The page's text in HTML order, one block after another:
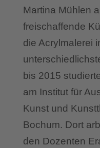
Martina Mühlen
freischaffende
die Acrylmalerei
bis 2015
am Institut für
Kunst und
Bochum. Dort
den Dozenten